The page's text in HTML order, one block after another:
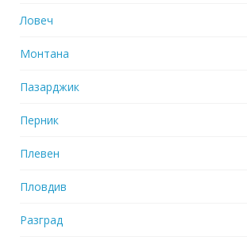
Ловеч
Монтана
Пазарджик
Перник
Плевен
Пловдив
Разград